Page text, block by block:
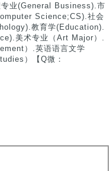
业(General Business).市
Science;CS).社会
教育学(Education).
美术专业（Art Major）.
）.英语语言文学
）【Q微：